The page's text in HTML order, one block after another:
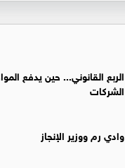
الربع القانوني... حين يدفع
الشركات
وادي رم ووزير الإنجاز